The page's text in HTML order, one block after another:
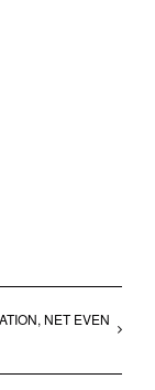
NET EVEN